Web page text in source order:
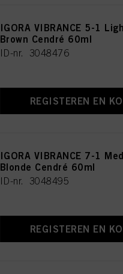
IGORA VIBRANCE 5-1
Brown Cendré 60ml
ID-nr. 3048476
REGISTEREN EN
IGORA VIBRANCE 7-1
Blonde Cendré 60ml
ID-nr. 3048495
REGISTEREN EN